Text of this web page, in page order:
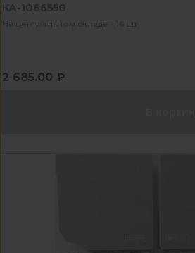
КА-1066550
На центральном складе - 16 шт
2 685.00 ₽